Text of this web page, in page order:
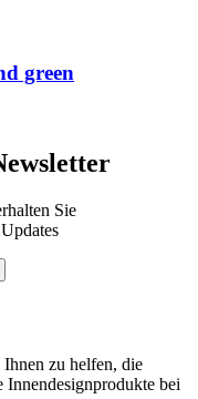
green
Sie
zu helfen, die
Innendesignprodukte bei